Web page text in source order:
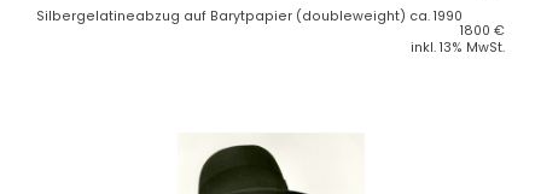
Silbergelatineabzug auf Barytpapier (doubleweight) ca. 1990
1800 €
inkl. 13% MwSt.